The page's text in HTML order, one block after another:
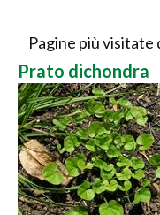
Pagine più visitate
Prato dichondra